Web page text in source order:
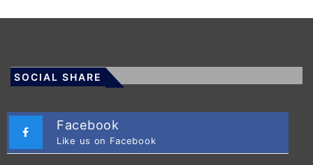
SOCIAL SHARE
Facebook
Like us on Facebook